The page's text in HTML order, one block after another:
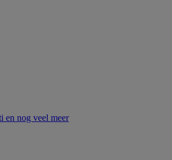
en nog veel meer